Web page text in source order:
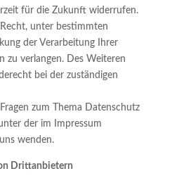
für die Zukunft widerrufen.
unter bestimmten
der Verarbeitung Ihrer
zu verlangen. Des Weiteren
bei der zuständigen
zum Thema Datenschutz
der im Impressum
wenden.
Drittanbietern